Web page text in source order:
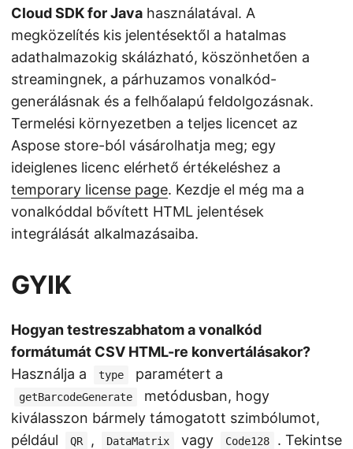
Cloud SDK for Java használatával. A
megközelítés kis jelentésektől a hatalmas
adathalmazokig skálázható, köszönhetően a
streamingnek, a párhuzamos vonalkód-
generálásnak és a felhőalapú feldolgozásnak.
Termelési környezetben a teljes licencet az
Aspose store-ból vásárolhatja meg; egy
ideiglenes licenc elérhető értékeléshez a
temporary license page. Kezdje el még ma a
vonalkóddal bővített HTML jelentések
integrálását alkalmazásaiba.
GYIK
Hogyan testreszabhatom a vonalkód
formátumát CSV HTML-re konvertálásakor?
Használja a
type paramétert a
getBarcodeGenerate
metódusban, hogy
kiválasszon bármely támogatott szimbólumot,
például
QR , DataMatrix vagy Code128
. Tekintse